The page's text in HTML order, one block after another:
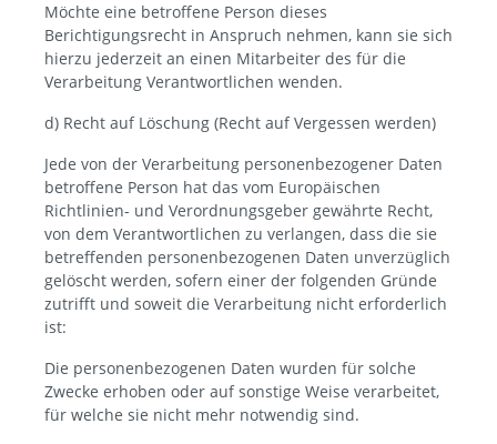
Möchte eine betroffene Person dieses
Berichtigungsrecht in Anspruch nehmen, kann sie sich
hierzu jederzeit an einen Mitarbeiter des für die
Verarbeitung Verantwortlichen wenden.
d) Recht auf Löschung (Recht auf Vergessen werden)
Jede von der Verarbeitung personenbezogener Daten
betroffene Person hat das vom Europäischen
Richtlinien- und Verordnungsgeber gewährte Recht,
von dem Verantwortlichen zu verlangen, dass die sie
betreffenden personenbezogenen Daten unverzüglich
gelöscht werden, sofern einer der folgenden Gründe
zutrifft und soweit die Verarbeitung nicht erforderlich
ist:
Die personenbezogenen Daten wurden für solche
Zwecke erhoben oder auf sonstige Weise verarbeitet,
für welche sie nicht mehr notwendig sind.